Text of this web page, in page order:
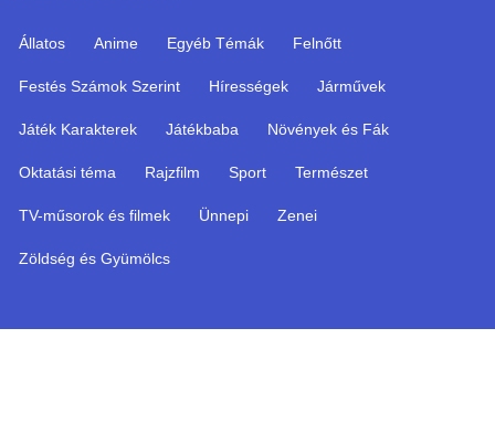
Állatos Anime Egyéb Témák Felnőtt
Festés Számok Szerint Hírességek Járművek
Játék Karakterek Játékbaba Növények és Fák
Oktatási téma Rajzfilm Sport Természet
TV-műsorok és filmek Ünnepi Zenei
Zöldség és Gyümölcs